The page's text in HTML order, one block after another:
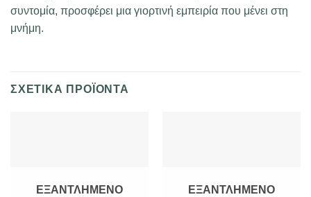
συντομία, προσφέρει μια γιορτινή εμπειρία που μένει στη
μνήμη.
ΣΧΕΤΙΚΆ ΠΡΟΪΌΝΤΑ
ΕΞΑΝΤΛΗΜΈΝΟ ΕΞΑΝΤΛΗΜΈΝΟ